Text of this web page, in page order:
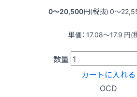
0〜20,500円(税抜) 0〜
単価： 17.08〜17.9 円(
数量
カートに入れる
OCD